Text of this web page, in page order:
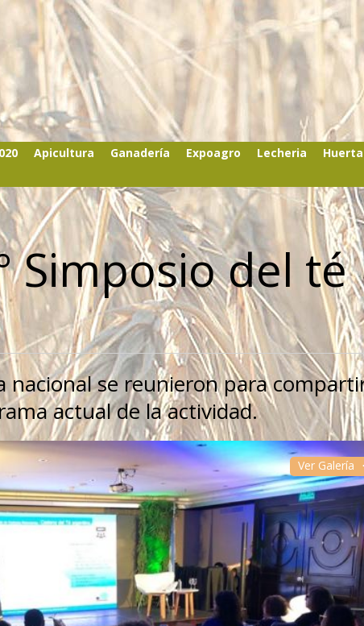
Apicultura Ganadería Expoagro Lecheria
Simposio del té
nacional se reunieron para
actual de la actividad.
Ver Galería